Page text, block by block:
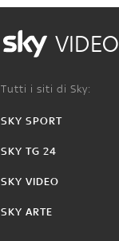
VIDEO
Tutti i siti di Sky:
SKY SPORT
SKY TG 24
SKY VIDEO
SKY ARTE